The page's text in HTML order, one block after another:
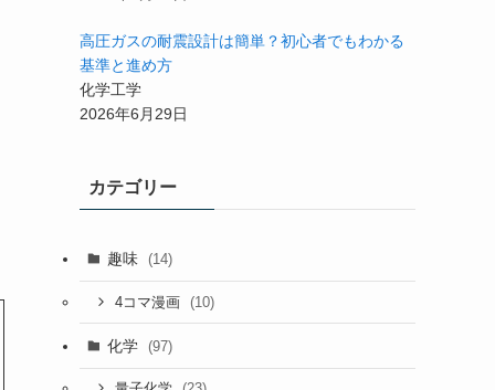
高圧ガスの耐震設計は簡単？初心者でもわかる
基準と進め方
化学工学
2026年6月29日
カテゴリー
趣味 (14)
4コマ漫画 (10)
化学 (97)